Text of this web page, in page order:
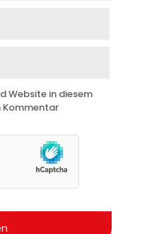
Website in diesem
Kommentar